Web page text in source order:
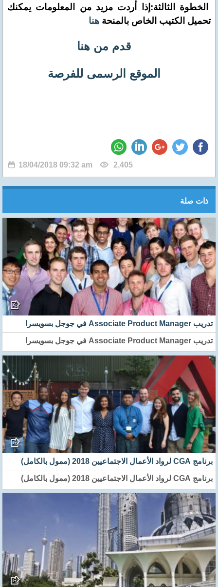
الخطوة الثالثة:إذا أردت مزيد من المعلومات يمكنك
تحميل الكتيب الخاص بالمنحة هنا
قدم من هنا
الموقع الرسمى للفرصة
18/04/2018 09:32 am 2,405
ذات صلة
تدريب Associate Product Manager في جوجل بسويسرا
تدريب Associate Product Manager في جوجل بسويسرا
برنامج CGA لرواد الأعمال الاجتماعيين 2018 (ممول بالكامل)
برنامج CGA لرواد الأعمال الاجتماعيين 2018 (ممول بالكامل)